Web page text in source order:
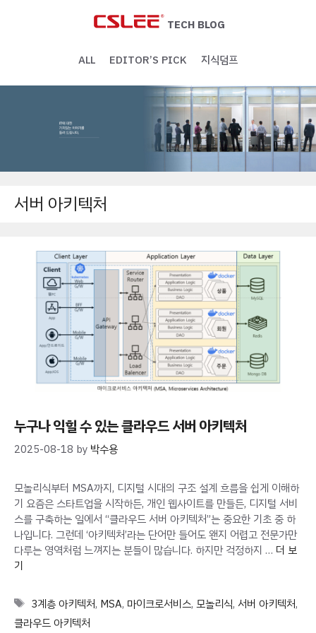
TECH BLOG
ALL EDITOR’S PICK 지식덤프
서버 아키텍처
누구나 익힐 수 있는 클라우드 서버 아키텍처
2025-08-18 by 박수용
모놀리식부터 MSA까지, 디지털 시대의 구조 설계 흐름을 쉽게 이해하
기 요즘은 스타트업을 시작하든, 개인 웹사이트를 만들든, 디지털 서비
스를 구축하는 일에서 “클라우드 서버 아키텍처”는 중요한 기초 중 하
나입니다. 그런데 ‘아키텍처’라는 단어만 들어도 왠지 어렵고 전문가만
다루는 영역처럼 느껴지는 분들이 많습니다. 하지만 걱정하지 … 더 보
기
Tags
3계층 아키텍처, MSA, 마이크로서비스, 모놀리식, 서버 아키텍처,
클라우드 아키텍처